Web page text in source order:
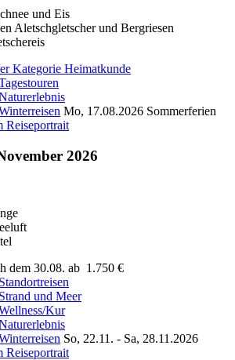
und Eis
Aletschgletscher und Bergriesen
Mo, 17.08.2026 Sommerferien
Reiseportrait
2026
dem 30.08. ab 1.750 €
So, 22.11. - Sa, 28.11.2026
Reiseportrait